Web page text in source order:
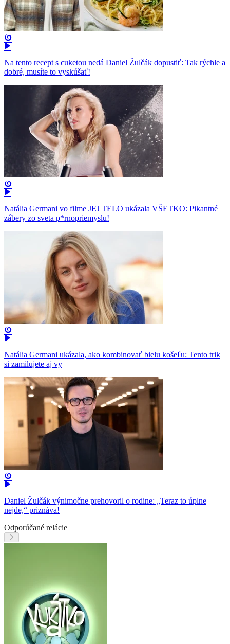
Na tento recept s cuketou nedá Daniel Žulčák dopustiť: Tak rýchle a
dobré, musíte to vyskúšať!
Natália Germani vo filme JEJ TELO ukázala VŠETKO: Pikantné
zábery zo sveta p*rnopriemyslu!
Natália Germani ukázala, ako kombinovať bielu košeľu: Tento trik
si zamilujete aj vy
Daniel Žulčák výnimočne prehovoril o rodine: „Teraz to úplne
nejde,“ priznáva!
Odporúčané relácie